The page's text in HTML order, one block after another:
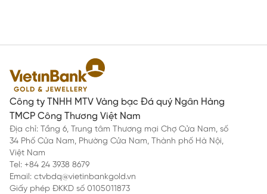
Công ty TNHH MTV Vàng bạc Đá quý Ngân Hàng
TMCP Công Thương Việt Nam
Địa chỉ: Tầng 6, Trung tâm Thương mại Chợ Cửa Nam, số
34 Phố Cửa Nam, Phường Cửa Nam, Thành phố Hà Nội,
Việt Nam
Tel: +84 24 3938 8679
Email: ctvbdq@vietinbankgold.vn
Giấy phép ĐKKD số 0105011873